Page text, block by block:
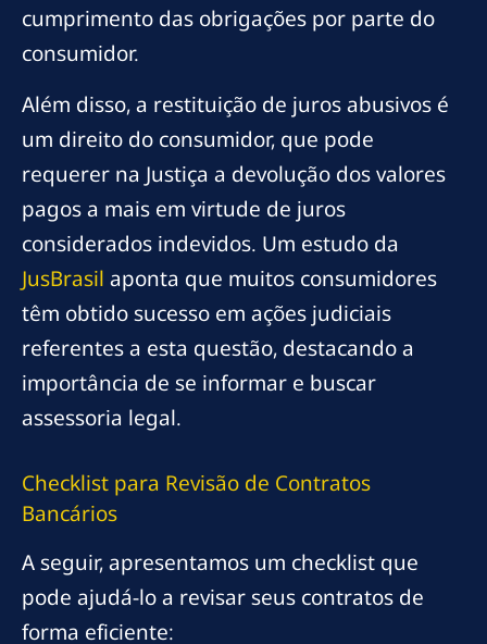
cumprimento das obrigações por parte do
consumidor.
Além disso, a restituição de juros abusivos é
um direito do consumidor, que pode
requerer na Justiça a devolução dos valores
pagos a mais em virtude de juros
considerados indevidos. Um estudo da
JusBrasil aponta que muitos consumidores
têm obtido sucesso em ações judiciais
referentes a esta questão, destacando a
importância de se informar e buscar
assessoria legal.
Checklist para Revisão de Contratos
Bancários
A seguir, apresentamos um checklist que
pode ajudá-lo a revisar seus contratos de
forma eficiente: